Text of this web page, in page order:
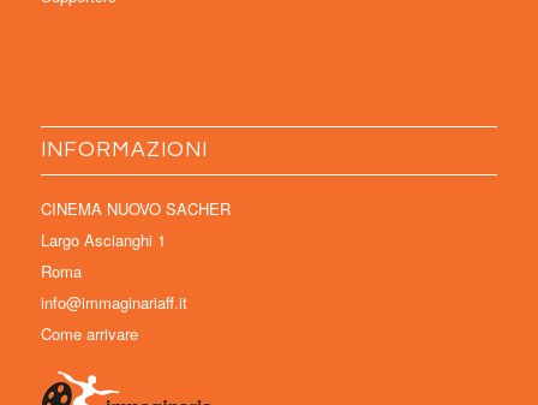
INFORMAZIONI
CINEMA NUOVO SACHER
Largo Ascianghi 1
Roma
info@immaginariaff.it
Come arrivare